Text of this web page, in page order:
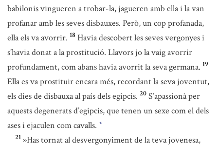
babilonis vingueren a trobar-la, jagueren amb ella i la van
profanar amb les seves disbauxes. Però, un cop profanada,
ella els va avorrir. 18 Havia descobert les seves vergonyes i
s’havia donat a la prostitució. Llavors jo la vaig avorrir
profundament, com abans havia avorrit la seva germana. 19
Ella es va prostituir encara més, recordant la seva joventut,
els dies de disbauxa al país dels egipcis. 20 S’apassionà per
aquests degenerats d’egipcis, que tenen un sexe com el dels
ases i ejaculen com cavalls. *
21 »Has tornat al desvergonyiment de la teva jovenesa,